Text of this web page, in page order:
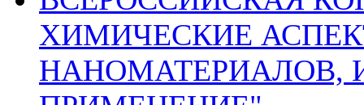
ХИМИЧЕСКИЕ
НАНОМАТЕРИАЛОВ,